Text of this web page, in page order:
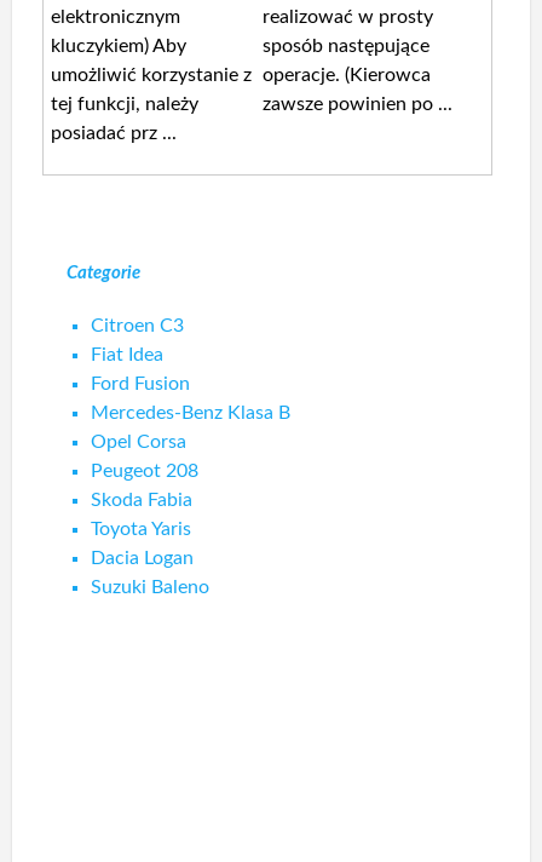
elektronicznym
kluczykiem) Aby
umożliwić korzystanie z
tej funkcji, należy
posiadać prz ...
realizować w prosty
sposób następujące
operacje. (Kierowca
zawsze powinien po ...
Categorie
Citroen C3
Fiat Idea
Ford Fusion
Mercedes-Benz Klasa B
Opel Corsa
Peugeot 208
Skoda Fabia
Toyota Yaris
Dacia Logan
Suzuki Baleno